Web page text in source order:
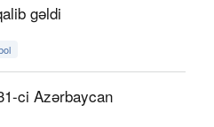
gəldi
ci Azərbaycan